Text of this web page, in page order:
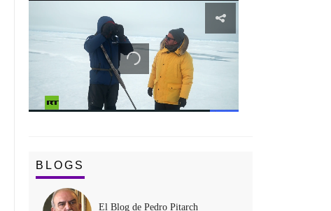
BLOGS
El Blog de Pedro Pitarch